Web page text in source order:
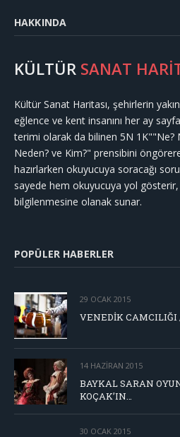
HAKKINDA
KÜLTÜR SANAT
Kültür Sanat Haritası, şehirlerin
eğlence ve kent insanını her ay
terimi olarak da bilinen 5N 1K""Ne?
Neden? ve Kim?" prensibini
hazırlarken okuyucuya soracağı
sayede hem okuyucuya yol
bilgilenmesine olanak sunar.
POPÜLER HABERLER
29 OCAK 2015
VENEDİK
14 HAZIRAN 2015
BAYKAL SARAN
KOÇAK’IN…
30 OCAK 2015